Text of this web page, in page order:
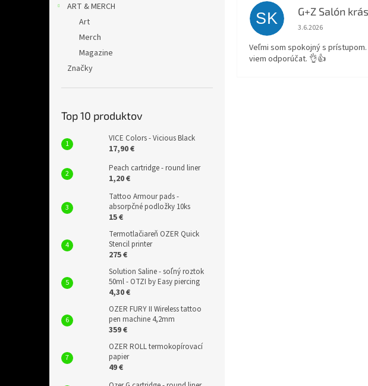
ART & MERCH
Art
Merch
Magazine
Značky
Top 10 produktov
VICE Colors - Vicious Black
17,90 €
Peach cartridge - round liner
1,20 €
Tattoo Armour pads -
absorpčné podložky 10ks
15 €
Termotlačiareň OZER Quick
Stencil printer
275 €
Solution Saline - soľný roztok
50ml - OTZI by Easy piercing
4,30 €
OZER FURY II Wireless tattoo
pen machine 4,2mm
359 €
OZER ROLL termokopírovací
papier
49 €
SK G+Z Salón
Hodnotenie
3.6.2026
Veľmi som spokojný s
viem odporúčat. 👌👍